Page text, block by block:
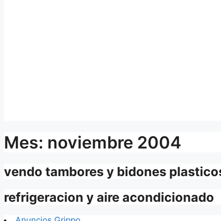
Mes: noviembre 2004
vendo tambores y bidones
refrigeracion y aire acondicionado